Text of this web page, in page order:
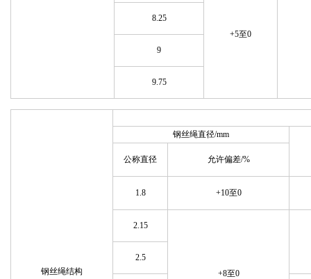
+5至0
8.25
9
9.75
钢丝绳结构
钢丝绳直径/mm
公称直径 允许偏差/%
1.8 +10至0
2.15
+8至0
2.5